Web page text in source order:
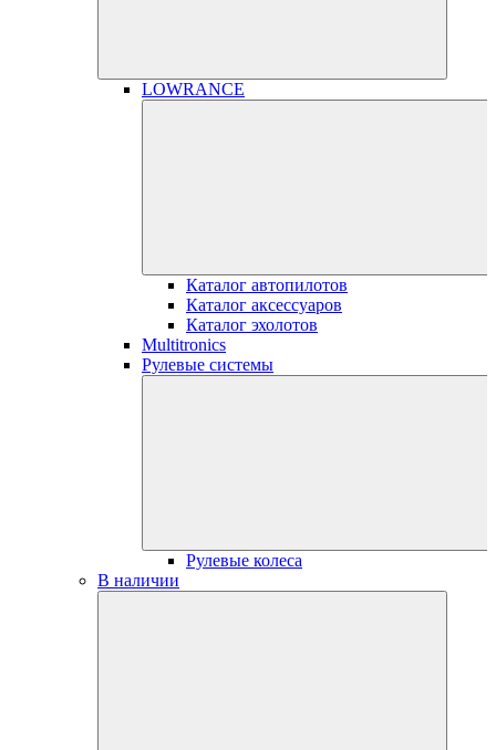
LOWRANCE
Каталог автопилотов
Каталог аксессуаров
Каталог эхолотов
Multitronics
Рулевые системы
Рулевые колеса
В наличии